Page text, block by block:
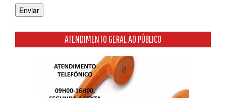
ATENDIMENTO GERAL AO PÚBLICO